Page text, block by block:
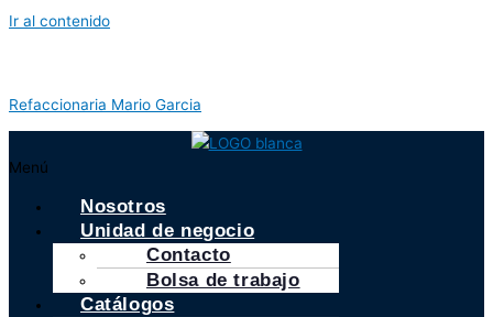
Ir al contenido
Refaccionaria Mario Garcia
Menú
Nosotros
Unidad de negocio
Contacto
Bolsa de trabajo
Catálogos